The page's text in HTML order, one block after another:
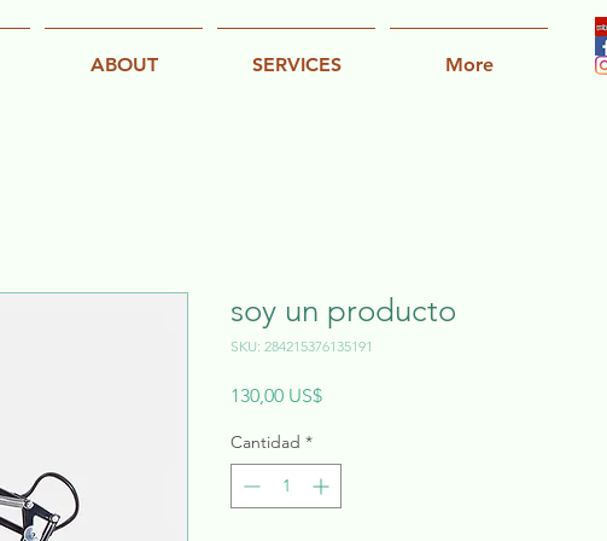
ABOUT SERVICES More
soy un producto
SKU: 284215376135191
130,00 US$Precio
Cantidad *